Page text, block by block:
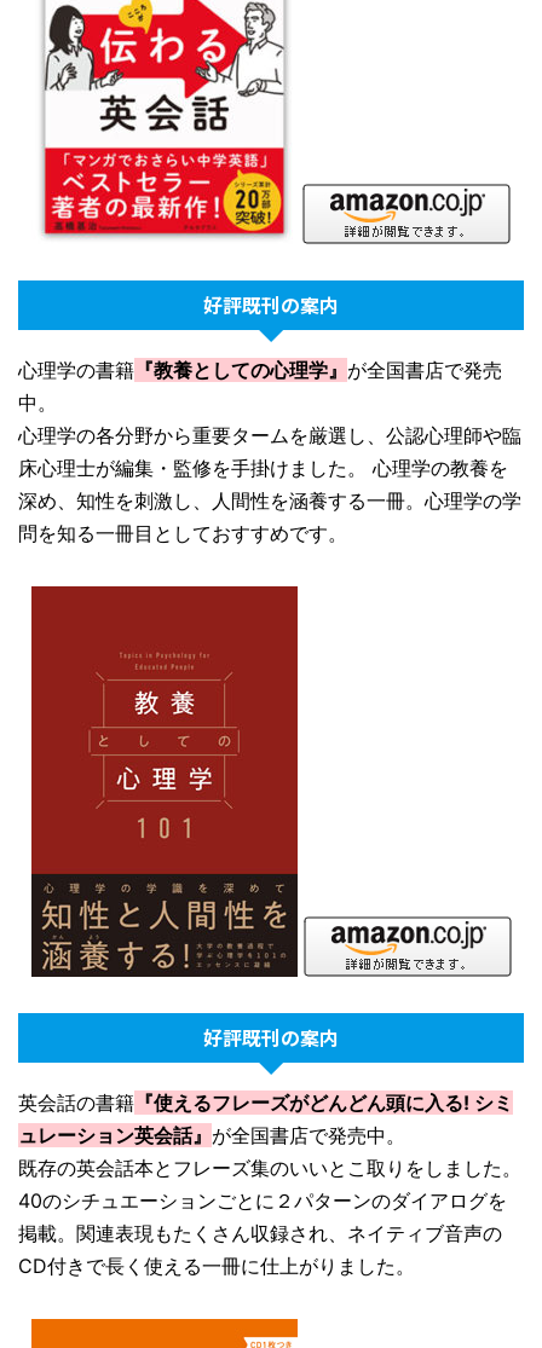
好評既刊の案内
心理学の書籍 『教養としての心理学』 が全国書店で発売
中。
心理学の各分野から重要タームを厳選し、公認心理師や臨
床心理士が編集・監修を手掛けました。 心理学の教養を
深め、知性を刺激し、人間性を涵養する一冊。心理学の学
問を知る一冊目としておすすめです。
好評既刊の案内
英会話の書籍 『使えるフレーズがどんどん頭に入る! シミ
ュレーション英会話』 が全国書店で発売中。
既存の英会話本とフレーズ集のいいとこ取りをしました。
40のシチュエーションごとに２パターンのダイアログを
掲載。関連表現もたくさん収録され、ネイティブ音声の
CD付きで長く使える一冊に仕上がりました。